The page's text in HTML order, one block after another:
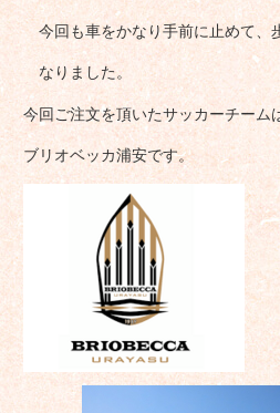
今回も車をかなり手前に止めて、
なりました。
今回ご注文を頂いたサッカーチーム
ブリオベッカ浦安です。